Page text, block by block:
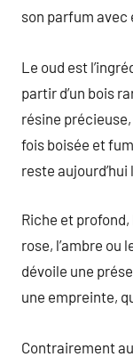
son parfum avec
Le oud est
partir d’un bois
résine
fois boisée et
reste
Riche et
rose, l’ambre ou
dévoile une
une empreinte,
Contrairement